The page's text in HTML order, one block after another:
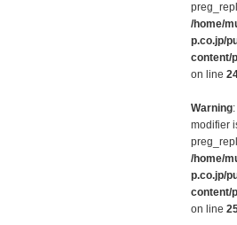
/home/
p.co.jp/
content/
on line
Warning
modifier
/home/
p.co.jp/
content/
on line